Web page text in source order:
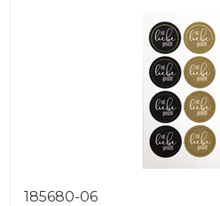
185680-06